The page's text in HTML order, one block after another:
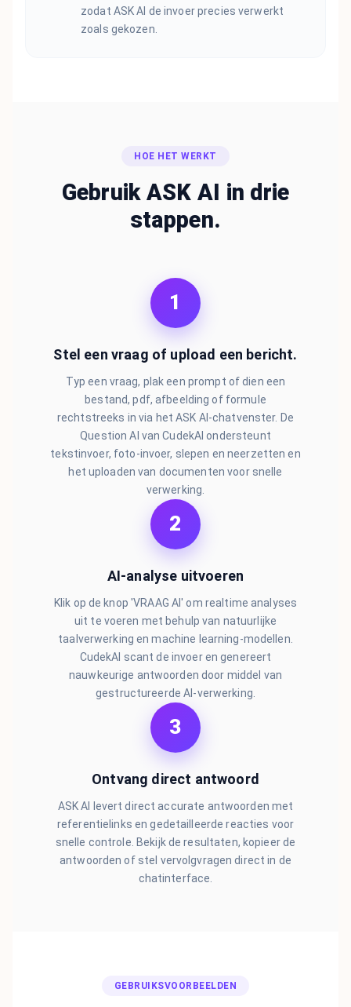
zodat ASK AI de invoer precies verwerkt
zoals gekozen.
HOE HET WERKT
Gebruik ASK AI in drie
stappen.
1
Stel een vraag of upload een bericht.
Typ een vraag, plak een prompt of dien een
bestand, pdf, afbeelding of formule
rechtstreeks in via het ASK AI-chatvenster. De
Question AI van CudekAI ondersteunt
tekstinvoer, foto-invoer, slepen en neerzetten en
het uploaden van documenten voor snelle
verwerking.
2
AI-analyse uitvoeren
Klik op de knop 'VRAAG AI' om realtime analyses
uit te voeren met behulp van natuurlijke
taalverwerking en machine learning-modellen.
CudekAI scant de invoer en genereert
nauwkeurige antwoorden door middel van
gestructureerde AI-verwerking.
3
Ontvang direct antwoord
ASK AI levert direct accurate antwoorden met
referentielinks en gedetailleerde reacties voor
snelle controle. Bekijk de resultaten, kopieer de
antwoorden of stel vervolgvragen direct in de
chatinterface.
GEBRUIKSVOORBEELDEN